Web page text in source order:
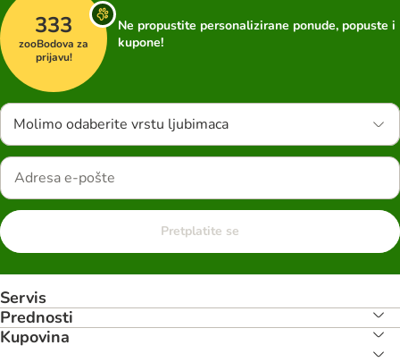
333
zooBodova za
prijavu!
Ne propustite personalizirane ponude, popuste i
kupone!
Molimo odaberite vrstu ljubimaca
Pretplatite se
Servis
Prednosti
Kupovina